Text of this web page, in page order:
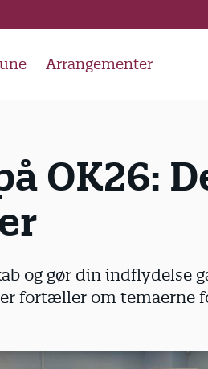
Arrangementer
OK26:
og gør din indflydelse
fortæller om temaerne